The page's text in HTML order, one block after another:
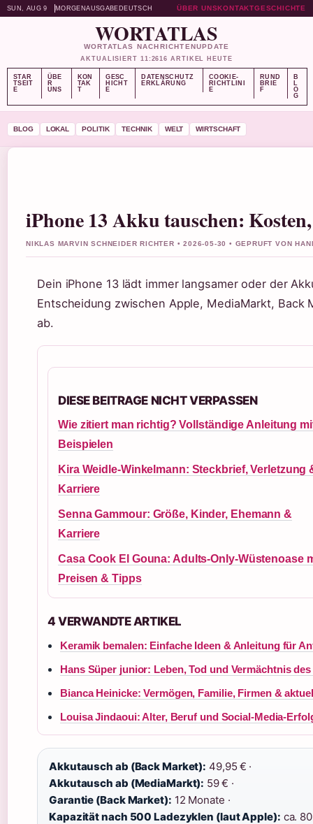
SUN, AUG 9 MORGENAUSGABE DEUTSCH ÜBER UNSKONTAKTGESCHICHTE
WORTATLAS
WORTATLAS NACHRICHTENUPDATE
AKTUALISIERT 11:2616 ARTIKEL HEUTE
STAR
TSEIT
E
ÜBE
R
UNS
KON
TAK
T
GESC
HICHT
E
DATENSCHUTZ
ERKLÄRUNG
COOKIE-
RICHTLINI
E
RUND
BRIE
F
B
L
O
G
BLOG LOKAL POLITIK TECHNIK WELT WIRTSCHAFT
iPhone 13 Akku tauschen:
NIKLAS MARVIN SCHNEIDER RICHTER • 2026-05-30 • GEPRUFT VON
Dein iPhone 13 lädt immer langsamer oder der
Entscheidung zwischen Apple, MediaMarkt, Back
ab.
DIESE BEITRAGE NICHT VERPASSEN
Wie zitiert man richtig? Vollständige Anleitung
Beispielen
Kira Weidle-Winkelmann: Steckbrief, Verletzung
Karriere
Senna Gammour: Größe, Kinder, Ehemann &
Karriere
Casa Cook El Gouna: Adults-Only-Wüstenoase
Preisen & Tipps
4 VERWANDTE ARTIKEL
Keramik bemalen: Einfache Ideen & Anleitung für
Hans Süper junior: Leben, Tod und Vermächtnis
Bianca Heinicke: Vermögen, Familie, Firmen &
Louisa Jindaoui: Alter, Beruf und Social-Media-
Akkutausch ab (Back Market): 49,95 € ·
Akkutausch ab (MediaMarkt): 59 € ·
Garantie (Back Market): 12 Monate ·
Kapazität nach 500 Ladezyklen (laut Apple): ca. 80